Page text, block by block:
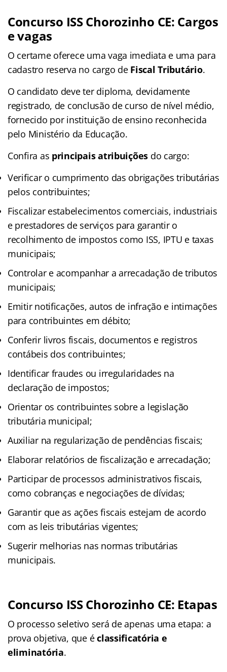
Concurso ISS Chorozinho CE: Cargos
e vagas
O certame oferece uma vaga imediata e uma para
cadastro reserva no cargo de Fiscal Tributário.
O candidato deve ter diploma, devidamente
registrado, de conclusão de curso de nível médio,
fornecido por instituição de ensino reconhecida
pelo Ministério da Educação.
Confira as principais atribuições do cargo:
Verificar o cumprimento das obrigações tributárias
pelos contribuintes;
Fiscalizar estabelecimentos comerciais, industriais
e prestadores de serviços para garantir o
recolhimento de impostos como ISS, IPTU e taxas
municipais;
Controlar e acompanhar a arrecadação de tributos
municipais;
Emitir notificações, autos de infração e intimações
para contribuintes em débito;
Conferir livros fiscais, documentos e registros
contábeis dos contribuintes;
Identificar fraudes ou irregularidades na
declaração de impostos;
Orientar os contribuintes sobre a legislação
tributária municipal;
Auxiliar na regularização de pendências fiscais;
Elaborar relatórios de fiscalização e arrecadação;
Participar de processos administrativos fiscais,
como cobranças e negociações de dívidas;
Garantir que as ações fiscais estejam de acordo
com as leis tributárias vigentes;
Sugerir melhorias nas normas tributárias
municipais.
Concurso ISS Chorozinho CE: Etapas
O processo seletivo será de apenas uma etapa: a
prova objetiva, que éclassificatória e
eliminatória.